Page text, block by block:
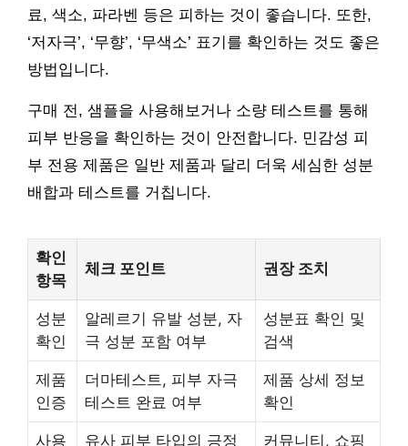
료, 색소, 파라벤 등은 피하는 것이 좋습니다. 또한,
‘저자극’, ‘무향’, ‘무색소’ 표기를 확인하는 것도 좋은
방법입니다.
구매 전, 샘플을 사용해보거나 소량 테스트를 통해
피부 반응을 확인하는 것이 안전합니다. 민감성 피
부 전용 제품은 일반 제품과 달리 더욱 세심한 성분
배합과 테스트를 거칩니다.
확인
항목
체크 포인트 권장 조치
성분
확인
알레르기 유발 성분, 자
극 성분 포함 여부
성분표 확인 및
검색
제품
인증
더마테스트, 피부 자극
테스트 완료 여부
제품 상세 정보
확인
사용
유사 피부 타입의 긍정
커뮤니티, 쇼핑